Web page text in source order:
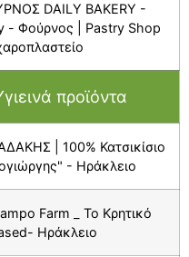
DAILY BAKERY -
- Φούρνος | Pastry Shop
προϊόντα
| 100% Κατσικίσιο
- Ηράκλειο
Farm _ Το Κρητικό
Ηράκλειο